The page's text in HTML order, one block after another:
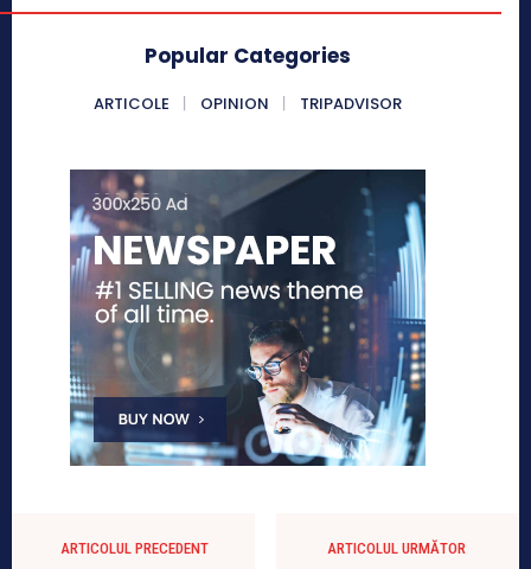
Popular Categories
ARTICOLE OPINION TRIPADVISOR
ARTICOLUL PRECEDENT ARTICOLUL URMĂTOR